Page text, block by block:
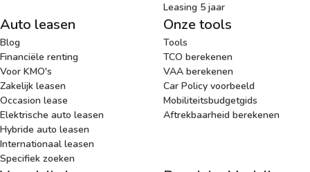
Leasing 5 jaar
Auto leasen
Blog
Financiële renting
Voor KMO's
Zakelijk leasen
Occasion lease
Elektrische auto leasen
Hybride auto leasen
Internationaal leasen
Specifiek zoeken
Onze tools
Tools
TCO berekenen
VAA berekenen
Car Policy voorbeeld
Mobiliteitsbudgetgids
Aftrekbaarheid berekenen